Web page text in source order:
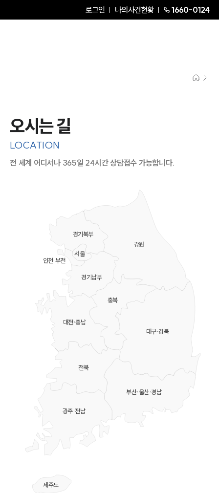
로그인 나의사건현황 1660-0124
오시는 길
LOCATION
전 세계 어디서나 365일 24시간 상담접수 가능합니다.
강원
충북
대전·충남
대구·경북
부산·울산·경남
전북
광주·전남
제주도
경기북부
경기남부
서울
인천·부천